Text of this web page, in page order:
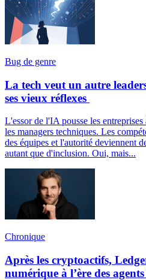
Bug de genre
La tech veut un autre
ses vieux réflexes
L'essor de l'IA pousse les
les managers techniques. Les
des équipes et l'autorité deviennent
autant que d'inclusion. Oui, mais...
Chronique
Après les cryptoactifs,
numérique à l’ère des